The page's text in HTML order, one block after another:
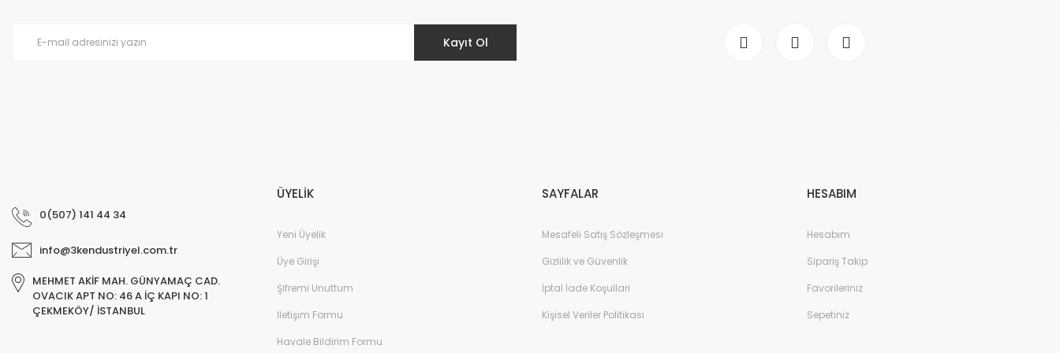
Kayıt Ol
0(507) 141 44 34
info@3kendustriyel.com.tr
MEHMET AKİF MAH. GÜNYAMAÇ CAD.
OVACIK APT NO: 46 A İÇ KAPI NO: 1
ÇEKMEKÖY/ İSTANBUL
ÜYELİK
Yeni Üyelik
Üye Girişi
Şifremi Unuttum
İletişim Formu
Havale Bildirim Formu
SAYFALAR
Mesafeli Satış Sözleşmesi
Gizlilik ve Güvenlik
İptal İade Koşullari
Kişisel Veriler Politikası
HESABIM
Hesabım
Sipariş Takip
Favorileriniz
Sepetiniz